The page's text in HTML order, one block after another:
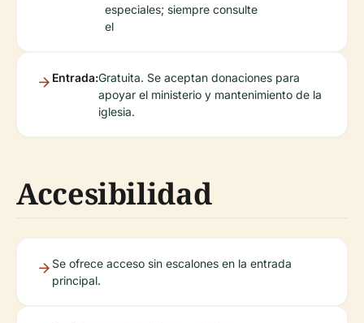
especiales; siempre consulte
el
Entrada:Gratuita. Se aceptan donaciones para
apoyar el ministerio y mantenimiento de la
iglesia.
Accesibilidad
Se ofrece acceso sin escalones en la entrada
principal.